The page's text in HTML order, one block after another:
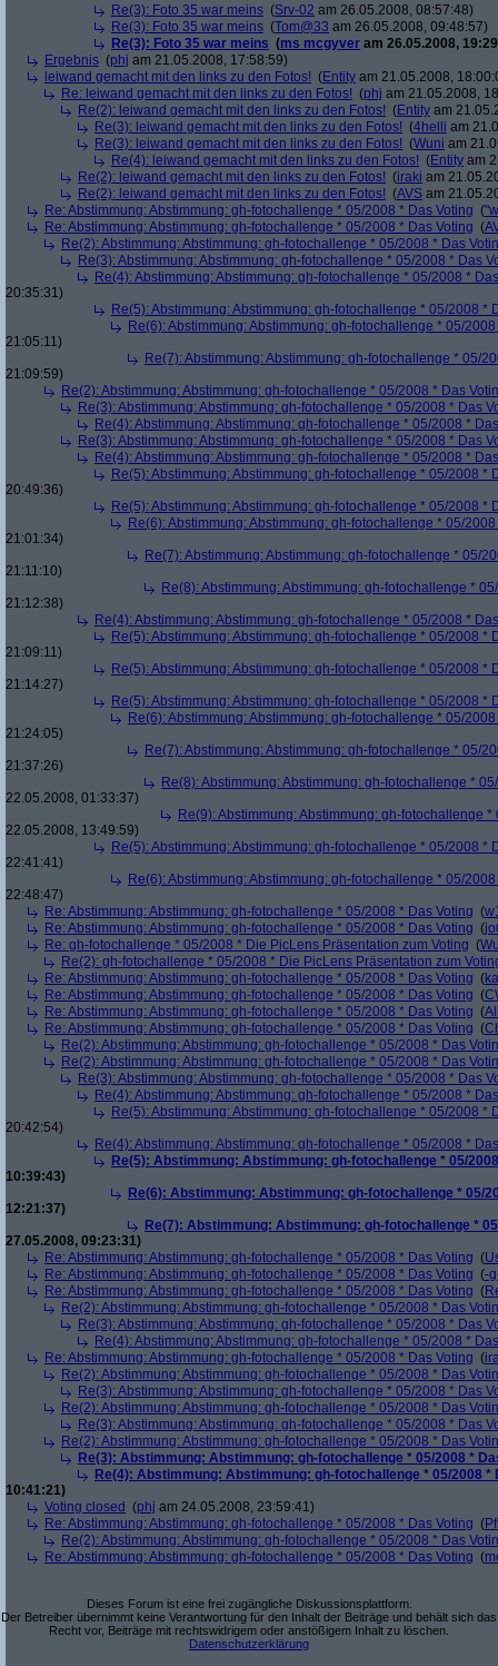
Re(3): Foto 35 war meins (Srv-02 am 26.05.2008, 08:57:48)
Re(3): Foto 35 war meins (Tom@33 am 26.05.2008, 09:48:57)
Re(3): Foto 35 war meins (ms mcgyver am 26.05.2008,
Ergebnis (phj am 21.05.2008, 17:58:59)
leiwand gemacht mit den links zu den Fotos! (Entity am 21.05.2008,
Re: leiwand gemacht mit den links zu den Fotos! (phj am 21.05.2008,
Re(2): leiwand gemacht mit den links zu den Fotos! (Entity am
Re(3): leiwand gemacht mit den links zu den Fotos! (4helli am
Re(3): leiwand gemacht mit den links zu den Fotos! (Wuni am
Re(4): leiwand gemacht mit den links zu den Fotos! (Entity am
Re(2): leiwand gemacht mit den links zu den Fotos! (iraki am
Re(2): leiwand gemacht mit den links zu den Fotos! (AVS am
Re: Abstimmung: Abstimmung: gh-fotochallenge * 05/2008 * Das Voting (
Re: Abstimmung: Abstimmung: gh-fotochallenge * 05/2008 * Das Voting (
Re(2): Abstimmung: Abstimmung: gh-fotochallenge * 05/2008 * Das
Re(3): Abstimmung: Abstimmung: gh-fotochallenge * 05/2008 * Das
Re(4): Abstimmung: Abstimmung: gh-fotochallenge * 05/2008 *
20:35:31)
Re(5): Abstimmung: Abstimmung: gh-fotochallenge * 05/2008 *
Re(6): Abstimmung: Abstimmung: gh-fotochallenge * 05/
21:05:11)
Re(7): Abstimmung: Abstimmung: gh-fotochallenge * 05/
21:09:59)
Re(2): Abstimmung: Abstimmung: gh-fotochallenge * 05/2008 * Das
Re(3): Abstimmung: Abstimmung: gh-fotochallenge * 05/2008 * Das
Re(4): Abstimmung: Abstimmung: gh-fotochallenge * 05/2008 *
Re(3): Abstimmung: Abstimmung: gh-fotochallenge * 05/2008 * Das
Re(4): Abstimmung: Abstimmung: gh-fotochallenge * 05/2008 *
Re(5): Abstimmung: Abstimmung: gh-fotochallenge * 05/2008 *
20:49:36)
Re(5): Abstimmung: Abstimmung: gh-fotochallenge * 05/2008 *
Re(6): Abstimmung: Abstimmung: gh-fotochallenge * 05/
21:01:34)
Re(7): Abstimmung: Abstimmung: gh-fotochallenge * 05/
21:11:10)
Re(8): Abstimmung: Abstimmung: gh-fotochallenge *
21:12:38)
Re(4): Abstimmung: Abstimmung: gh-fotochallenge * 05/2008 *
Re(5): Abstimmung: Abstimmung: gh-fotochallenge * 05/2008 *
21:09:11)
Re(5): Abstimmung: Abstimmung: gh-fotochallenge * 05/2008 *
21:14:27)
Re(5): Abstimmung: Abstimmung: gh-fotochallenge * 05/2008 *
Re(6): Abstimmung: Abstimmung: gh-fotochallenge * 05/
21:24:05)
Re(7): Abstimmung: Abstimmung: gh-fotochallenge * 05/
21:37:26)
Re(8): Abstimmung: Abstimmung: gh-fotochallenge *
22.05.2008, 01:33:37)
Re(9): Abstimmung: Abstimmung: gh-fotochallenge
22.05.2008, 13:49:59)
Re(5): Abstimmung: Abstimmung: gh-fotochallenge * 05/2008 *
22:41:41)
Re(6): Abstimmung: Abstimmung: gh-fotochallenge * 05/
22:48:47)
Re: Abstimmung: Abstimmung: gh-fotochallenge * 05/2008 * Das Voting (
Re: Abstimmung: Abstimmung: gh-fotochallenge * 05/2008 * Das Voting (
Re: gh-fotochallenge * 05/2008 * Die PicLens Präsentation zum Voting (
Re(2): gh-fotochallenge * 05/2008 * Die PicLens Präsentation zum
Re: Abstimmung: Abstimmung: gh-fotochallenge * 05/2008 * Das Voting (
Re: Abstimmung: Abstimmung: gh-fotochallenge * 05/2008 * Das Voting (
Re: Abstimmung: Abstimmung: gh-fotochallenge * 05/2008 * Das Voting (
Re: Abstimmung: Abstimmung: gh-fotochallenge * 05/2008 * Das Voting (
Re(2): Abstimmung: Abstimmung: gh-fotochallenge * 05/2008 * Das
Re(2): Abstimmung: Abstimmung: gh-fotochallenge * 05/2008 * Das
Re(3): Abstimmung: Abstimmung: gh-fotochallenge * 05/2008 * Das
Re(4): Abstimmung: Abstimmung: gh-fotochallenge * 05/2008 *
Re(5): Abstimmung: Abstimmung: gh-fotochallenge * 05/2008 *
20:42:54)
Re(4): Abstimmung: Abstimmung: gh-fotochallenge * 05/2008 *
Re(5): Abstimmung: Abstimmung: gh-fotochallenge * 05/
10:39:43)
Re(6): Abstimmung: Abstimmung: gh-fotochallenge * 05/
12:21:37)
Re(7): Abstimmung: Abstimmung: gh-fotochallenge *
27.05.2008, 09:23:31)
Re: Abstimmung: Abstimmung: gh-fotochallenge * 05/2008 * Das Voting (
Re: Abstimmung: Abstimmung: gh-fotochallenge * 05/2008 * Das Voting (-
Re: Abstimmung: Abstimmung: gh-fotochallenge * 05/2008 * Das Voting (
Re(2): Abstimmung: Abstimmung: gh-fotochallenge * 05/2008 * Das
Re(3): Abstimmung: Abstimmung: gh-fotochallenge * 05/2008 * Das
Re(4): Abstimmung: Abstimmung: gh-fotochallenge * 05/2008 *
Re: Abstimmung: Abstimmung: gh-fotochallenge * 05/2008 * Das Voting (
Re(2): Abstimmung: Abstimmung: gh-fotochallenge * 05/2008 * Das
Re(3): Abstimmung: Abstimmung: gh-fotochallenge * 05/2008 * Das
Re(2): Abstimmung: Abstimmung: gh-fotochallenge * 05/2008 * Das
Re(3): Abstimmung: Abstimmung: gh-fotochallenge * 05/2008 * Das
Re(2): Abstimmung: Abstimmung: gh-fotochallenge * 05/2008 * Das
Re(3): Abstimmung: Abstimmung: gh-fotochallenge * 05/2008 *
Re(4): Abstimmung: Abstimmung: gh-fotochallenge * 05/2008 *
10:41:21)
Voting closed (phj am 24.05.2008, 23:59:41)
Re: Abstimmung: Abstimmung: gh-fotochallenge * 05/2008 * Das Voting (
Re(2): Abstimmung: Abstimmung: gh-fotochallenge * 05/2008 * Das
Re: Abstimmung: Abstimmung: gh-fotochallenge * 05/2008 * Das Voting (
Dieses Forum ist eine frei zugängliche Diskussionsplattform.
Der Betreiber übernimmt keine Verantwortung für den Inhalt der Beiträge und behält sich das
Recht vor, Beiträge mit rechtswidrigem oder anstößigem Inhalt zu löschen.
Datenschutzerklärung